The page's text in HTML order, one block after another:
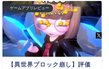
ゲームアプリレビュー
【異世界ブロック崩し】評価